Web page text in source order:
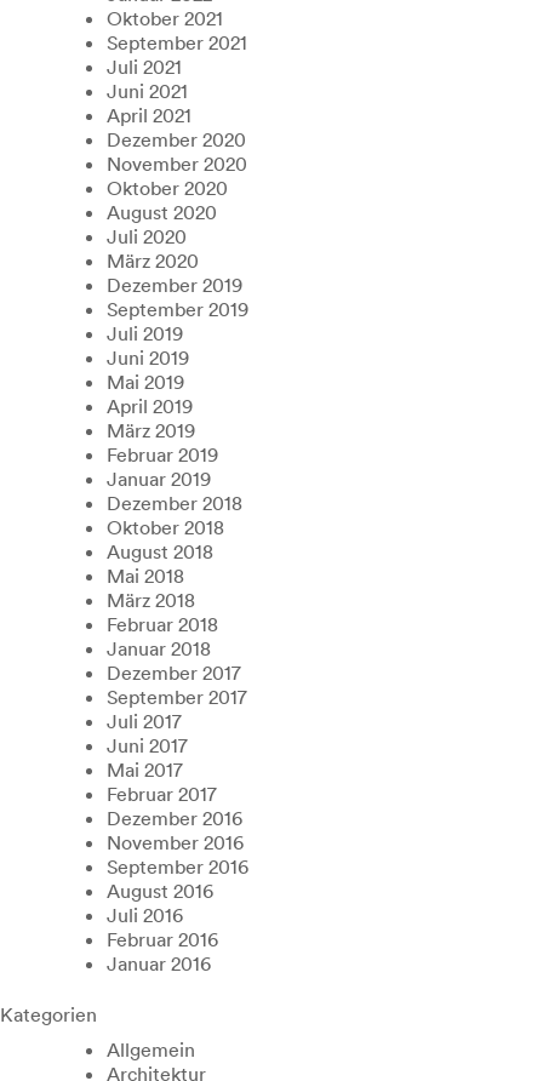
Oktober 2021
September 2021
Juli 2021
Juni 2021
April 2021
Dezember 2020
November 2020
Oktober 2020
August 2020
Juli 2020
März 2020
Dezember 2019
September 2019
Juli 2019
Juni 2019
Mai 2019
April 2019
März 2019
Februar 2019
Januar 2019
Dezember 2018
Oktober 2018
August 2018
Mai 2018
März 2018
Februar 2018
Januar 2018
Dezember 2017
September 2017
Juli 2017
Juni 2017
Mai 2017
Februar 2017
Dezember 2016
November 2016
September 2016
August 2016
Juli 2016
Februar 2016
Januar 2016
Kategorien
Allgemein
Architektur